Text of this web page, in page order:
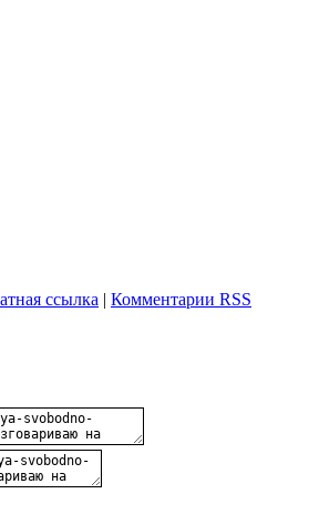
ссылка | Комментарии RSS